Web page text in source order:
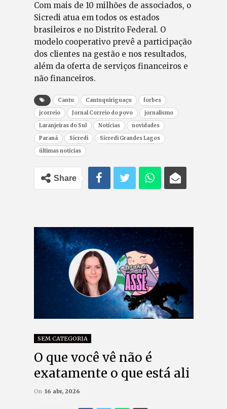
Com mais de 10 milhões de associados, o
Sicredi atua em todos os estados
brasileiros e no Distrito Federal. O
modelo cooperativo prevê a participação
dos clientes na gestão e nos resultados,
além da oferta de serviços financeiros e
não financeiros.
Cantu Cantuquiriguaçu
forbes
jcorreio
Jornal Correio do povo
jornalismo
Laranjeiras do Sul
Notícias
novidades
Paraná
Sicredi
Sicredi Grandes Lagos
últimas notícias
Share
SEM CATEGORIA
O que você vê não é
exatamente o que está ali
On 16 abr, 2026